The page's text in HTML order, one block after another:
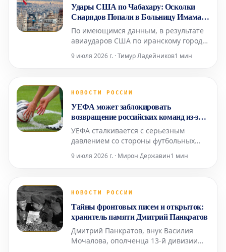
причастности его платформы к про
Удары США по Чабахару: Осколки
Снарядов Попали в Больницу Имама
Али
По имеющимся данным, в результате
авиаударов США по иранскому городу
Чабахар осколки снарядов попали в
местную больницу Имама Али.
медицинского учреждения пока не
взрывах в нескольких иранских
городах, вкл
9 июля 2026 г. · Тимур Ладейников1 мин
НОВОСТИ РОССИИ
УЕФА может заблокировать
возвращение российских команд из-за
давления трех стран
УЕФА сталкивается с серьезным
давлением со стороны футбольных
Франции, что может помешать
европейские федерации сохраняют
такого шага. Ранее, в 2023 году, УЕФА
уже
9 июля 2026 г. · Мирон Державин1 мин
НОВОСТИ РОССИИ
Тайны фронтовых писем и открыток:
хранитель памяти Дмитрий Панкратов
Дмитрий Панкратов, внук Василия
Мочалова, ополченца 13-й дивизии